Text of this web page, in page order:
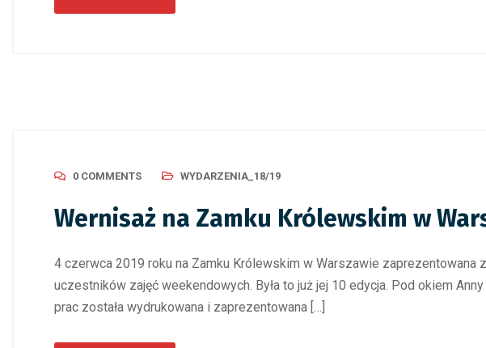
0 COMMENTS WYDARZENIA_18/19
Wernisaż na Zamku Królewskim w
4 czerwca 2019 roku na Zamku Królewskim w Warszawie zaprezentowana
uczestników zajęć weekendowych. Była to już jej 10 edycja. Pod okiem
prac została wydrukowana i zaprezentowana […]